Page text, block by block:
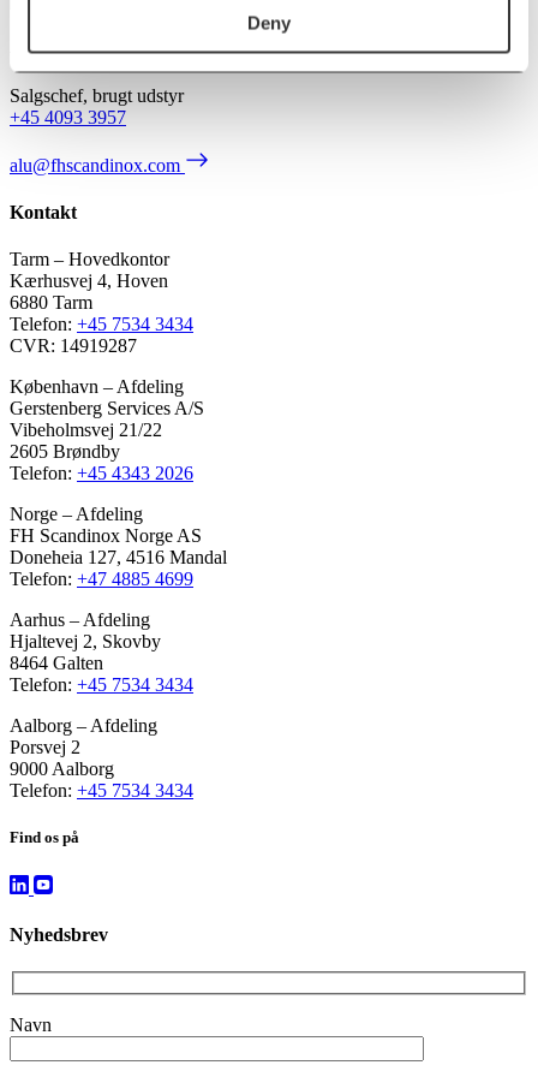
Deny
Anders Lundum
Salgschef, brugt udstyr
+45 4093 3957
alu@fhscandinox.com
Kontakt
Tarm – Hovedkontor
Kærhusvej 4, Hoven
6880 Tarm
Telefon: +45 7534 3434
CVR: 14919287
København – Afdeling
Gerstenberg Services A/S
Vibeholmsvej 21/22
2605 Brøndby
Telefon: +45 4343 2026
Norge – Afdeling
FH Scandinox Norge AS
Doneheia 127, 4516 Mandal
Telefon: +47 4885 4699
Aarhus – Afdeling
Hjaltevej 2, Skovby
8464 Galten
Telefon: +45 7534 3434
Aalborg – Afdeling
Porsvej 2
9000 Aalborg
Telefon: +45 7534 3434
Find os på
Nyhedsbrev
Navn